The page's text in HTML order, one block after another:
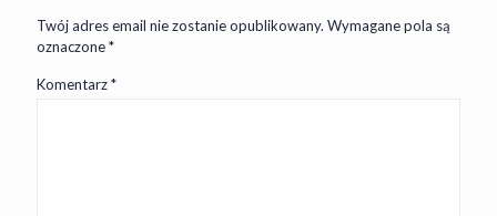
Twój adres email nie zostanie opublikowany. Wymagane pola są
oznaczone*
Komentarz*